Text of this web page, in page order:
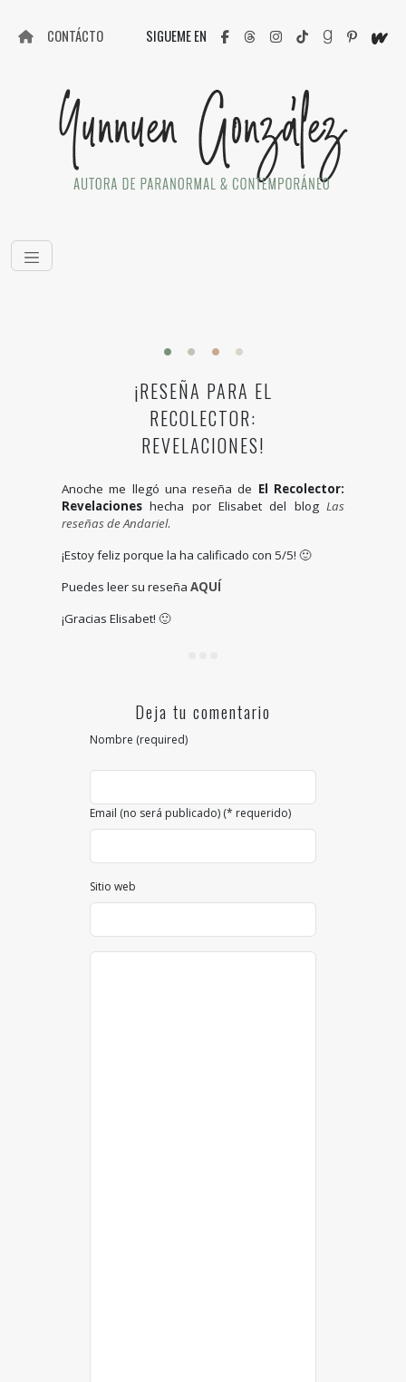
CONTÁCTO SIGUEME EN
¡RESEÑA PARA EL
RECOLECTOR:
REVELACIONES!
Anoche me llegó una reseña de El Recolector:
Revelaciones hecha por Elisabet del blog Las
reseñas de Andariel.
¡Estoy feliz porque la ha calificado con 5/5! 🙂
Puedes leer su reseña AQUÍ
¡Gracias Elisabet! 🙂
Deja tu comentario
Nombre (required)
Email (no será publicado) (* requerido)
Sitio web